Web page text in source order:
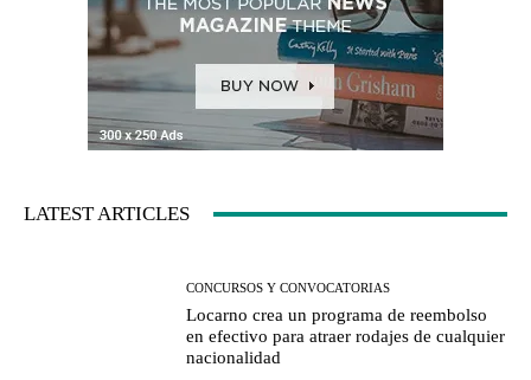
LATEST ARTICLES
CONCURSOS Y CONVOCATORIAS
Locarno crea un programa de reembolso
en efectivo para atraer rodajes de cualquier
nacionalidad